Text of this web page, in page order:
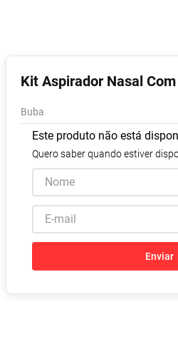
Kit Aspirador Nasal
Buba
Este produto não está
Quero saber quando estiver
Enviar
6º Shampoo
8 Vitamina D
9º Absorvente
10 º